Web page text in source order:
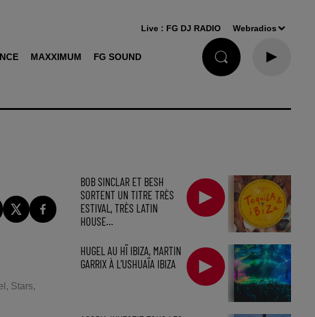
MAXXIMUM FG SOUND
Live : FG DJ RADIO Webradios
Stars,
BOB SINCLAR ET BESH
SORTENT UN TITRE TRÈS
ESTIVAL, TRÈS LATIN
HOUSE...
HUGEL AU HÏ IBIZA, MARTIN
GARRIX À L'USHUAÏA IBIZA